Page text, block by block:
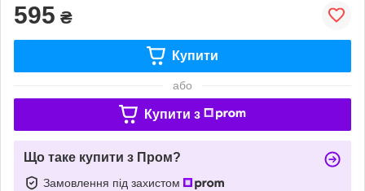
595 ₴
Купити
або
Купити з
Що таке купити з Пром?
Замовлення під захистом